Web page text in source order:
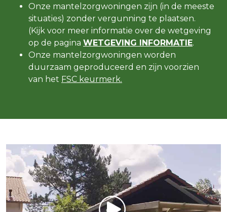
Onze mantelzorgwoningen zijn (in de meeste
situaties) zonder vergunning te plaatsen.
(Kijk voor meer informatie over de wetgeving
op de pagina WETGEVING INFORMATIE.
Onze mantelzorgwoningen worden
duurzaam geproduceerd en zijn voorzien
van het FSC keurmerk.